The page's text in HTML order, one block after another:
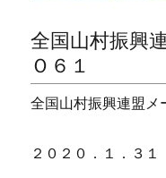
全国山村振興
Ｏ６１
全国山村振興連盟メ
２０２０．１．３１